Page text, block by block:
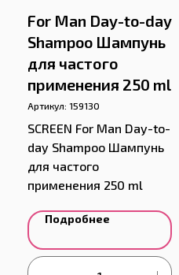
For Man Day-to-day
Shampoo Шампунь
для частого
применения 250 ml
Артикул: 159130
SCREEN For Man Day-to-
day Shampoo Шампунь
для частого
применения 250 ml
Подробнее